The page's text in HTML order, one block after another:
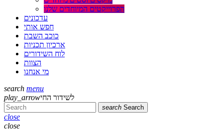
הפרוייקטים המיוחדים שלנו
עדכונים
חפש אותי
כוכב השבת
ארכיון תכניות
לוח השידורים
הצוות
מי אנחנו
search menu
play_arrowלשידור החי
search Search
close
close